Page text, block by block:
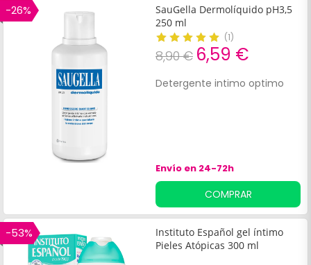
-26%
SauGella Dermolíquido pH3,5
250 ml
(1)
8,90 € 6,59 €
Detergente intimo optimo
Envío en 24-72h
COMPRAR
-53%
Instituto Español gel íntimo
Pieles Atópicas 300 ml